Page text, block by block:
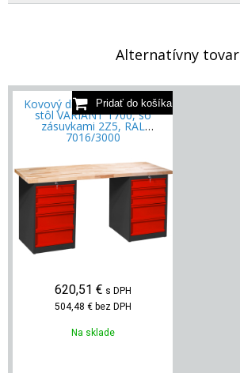
Alternatívny tovar
Kovový dielenský pracovný
stôl VARIANT 1700, so
zásuvkami 2Z5, RAL
7016/3000
620,51 € s DPH
504,48 € bez DPH
Na sklade